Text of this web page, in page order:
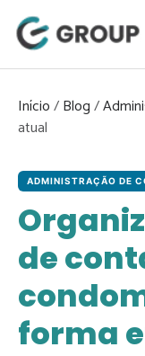
para
conteúdo
Início/Blog/
ADMINISTRAÇÃO DE
de
forma